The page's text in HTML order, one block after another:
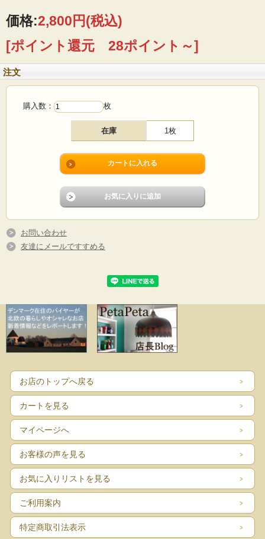
■製造国：デンマーク
■コンディション：目立つダメージなく、よいヴィンテージコンディションです。
価格:2,800円(税込)
[ポイント還元 28ポイント～]
注文
購入数： 枚
在庫 1枚
お問い合わせ
友達にメールですすめる
お店のトップへ戻る
カートを見る
マイページへ
お客様の声を見る
お気に入りリストを見る
ご利用案内
特定商取引法表示